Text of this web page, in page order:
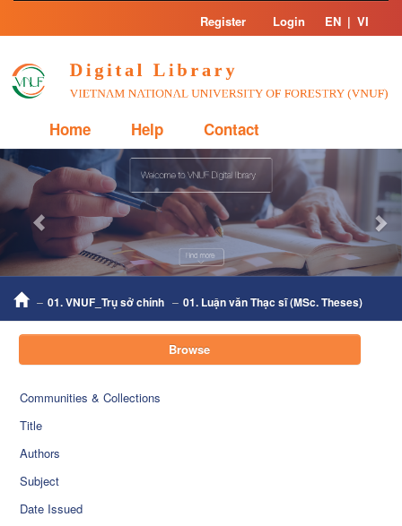
Skip
Register Login EN | VI
Home Help Contact
Previous
01. VNUF_Trụ sở chính 01. Luận văn Thạc sĩ (MSc. Theses)
Browse
Communities & Collections
Title
Authors
Subject
Date Issued